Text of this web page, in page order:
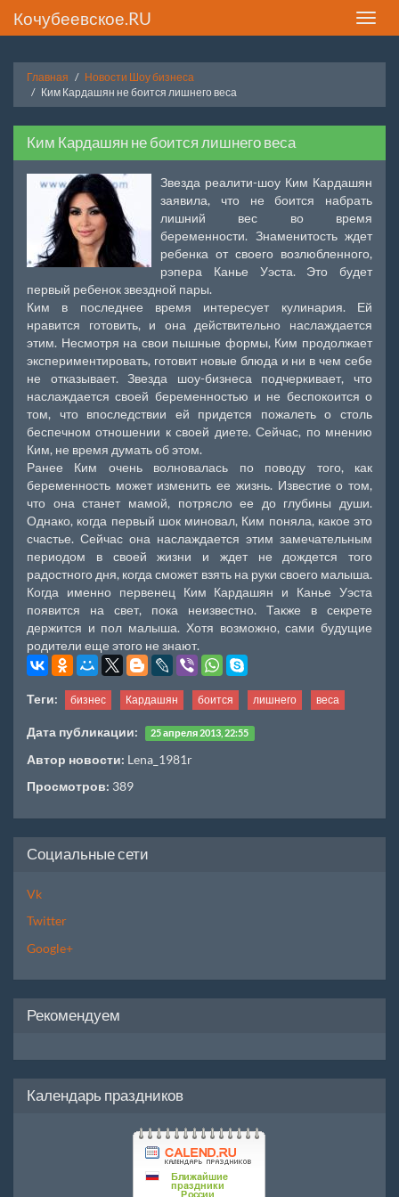
Toggle
Кочубеевское.RU
Главная
Новости Шоу бизнеса
Ким Кардашян не боится лишнего веса
Ким Кардашян не боится лишнего веса
Звезда реалити-шоу Ким Кардашян
заявила, что не боится набрать
лишний вес во время
беременности. Знаменитость ждет
ребенка от своего возлюбленного,
рэпера Канье Уэста. Это будет
первый ребенок звездной пары.
Ким в последнее время интересует кулинария. Ей
нравится готовить, и она действительно наслаждается
этим. Несмотря на свои пышные формы, Ким продолжает
экспериментировать, готовит новые блюда и ни в чем себе
не отказывает. Звезда шоу-бизнеса подчеркивает, что
наслаждается своей беременностью и не беспокоится о
том, что впоследствии ей придется пожалеть о столь
беспечном отношении к своей диете. Сейчас, по мнению
Ким, не время думать об этом.
Ранее Ким очень волновалась по поводу того, как
беременность может изменить ее жизнь. Известие о том,
что она станет мамой, потрясло ее до глубины души.
Однако, когда первый шок миновал, Ким поняла, какое это
счастье. Сейчас она наслаждается этим замечательным
периодом в своей жизни и ждет не дождется того
радостного дня, когда сможет взять на руки своего малыша.
Когда именно первенец Ким Кардашян и Канье Уэста
появится на свет, пока неизвестно. Также в секрете
держится и пол малыша. Хотя возможно, сами будущие
родители еще этого не знают.
Теги: бизнес Кардашян боится лишнего веса
Дата публикации: 25 апреля 2013, 22:55
Автор новости: Lena_1981r
Просмотров: 389
Социальные сети
Vk
Twitter
Google+
Рекомендуем
Календарь праздников